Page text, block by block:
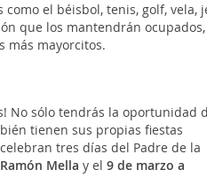
el béisbol, tenis, golf, vela,
que los mantendrán ocupados,
más mayorcitos.
No sólo tendrás la oportunidad
tienen sus propias fiestas
tres días del Padre de la
Mella y el 9 de marzo a